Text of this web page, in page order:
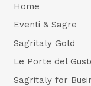
Home
Eventi & Sagre
Sagritaly Gold
Le Porte del
Sagritaly for